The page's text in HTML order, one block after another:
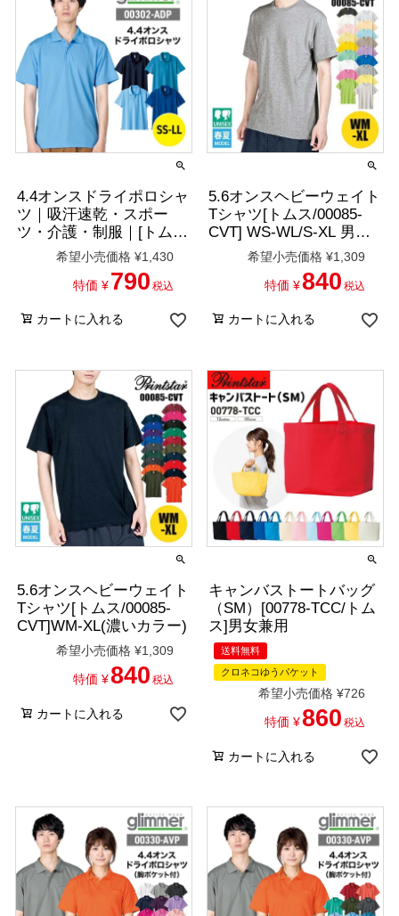
4.4オンスドライポロシャ
ツ｜吸汗速乾・スポー
ツ・介護・制服｜[トム
ス/00302-ADP]SS-LL
希望小売価格 ¥1,430
特価 ¥ 790 税込
カートに入れる
5.6オンスヘビーウェイト
Tシャツ[トムス/00085-
CVT] WS-WL/S-XL 男女
兼用/50色展開
希望小売価格 ¥1,309
特価 ¥840 税込
カートに入れる
5.6オンスヘビーウェイト
Tシャツ[トムス/00085-
CVT]WM-XL(濃いカラー)
希望小売価格 ¥1,309
特価 ¥840 税込
カートに入れる
キャンバストートバッグ
（SM）[00778-TCC/トム
ス]男女兼用
送料無料
クロネコゆうパケット
希望小売価格 ¥726
特価 ¥860 税込
カートに入れる